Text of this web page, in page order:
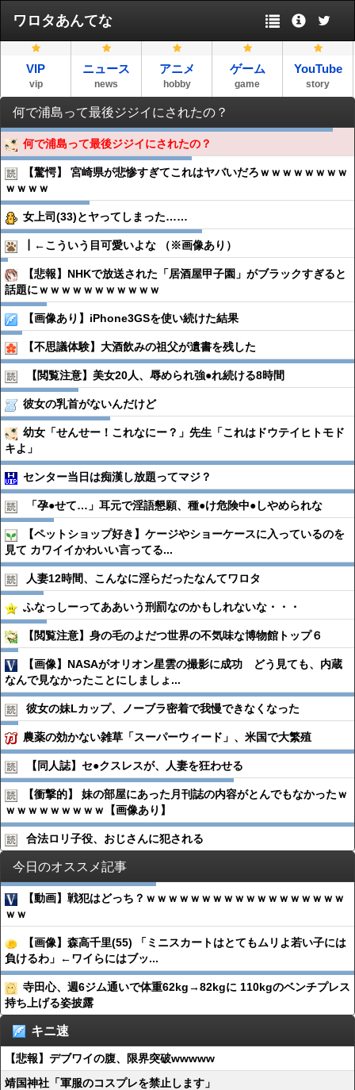
ワロタあんてな
VIP
vip
ニュース
news
アニメ
hobby
ゲーム
game
YouTube
story
何で浦島って最後ジジイにされたの？
何で浦島って最後ジジイにされたの？
【驚愕】 宮崎県が悲惨すぎてこれはヤバいだろｗｗｗｗｗｗｗｗ
ｗｗｗｗ
女上司(33)とヤってしまった……
┃←こういう目可愛いよな （※画像あり）
【悲報】NHKで放送された「居酒屋甲子園」がブラックすぎると
話題にｗｗｗｗｗｗｗｗｗｗｗ
【画像あり】iPhone3GSを使い続けた結果
【不思議体験】大酒飲みの祖父が遺書を残した
【閲覧注意】美女20人、辱められ強●︎れ続ける8時間
彼女の乳首がないんだけど
幼女「せんせー！これなにー？」先生「これはドウテイヒトモド
キよ」
センター当日は痴漢し放題ってマジ？
「孕●︎せて…」耳元で淫語懇願、種●︎け危険中●︎しやめられな
【ペットショップ好き】ケージやショーケースに入っているのを
見て カワイイかわいい言ってる...
人妻12時間、こんなに淫らだったなんてワロタ
ふなっしーってああいう刑罰なのかもしれないな・・・
【閲覧注意】身の毛のよだつ世界の不気味な博物館トップ６
【画像】NASAがオリオン星雲の撮影に成功 どう見ても、内蔵
なんで見なかったことにしましょ...
彼女の妹Lカップ、ノーブラ密着で我慢できなくなった
農薬の効かない雑草「スーパーウィード」、米国で大繁殖
【同人誌】セ●︎クスレスが、人妻を狂わせる
【衝撃的】 妹の部屋にあった月刊誌の内容がとんでもなかったｗ
ｗｗｗｗｗｗｗｗｗ【画像あり】
合法ロリ子役、おじさんに犯される
今日のオススメ記事
【動画】戦犯はどっち？ｗｗｗｗｗｗｗｗｗｗｗｗｗｗｗｗｗｗ
ｗｗ
【画像】森高千里(55) 「ミニスカートはとてもムリよ若い子には
負けるわ」←ワイらにはブッ...
寺田心、週6ジム通いで体重62kg→82kgに 110kgのベンチプレス
持ち上げる姿披露
キニ速
【悲報】デブワイの腹、限界突破wwwww
靖国神社「軍服のコスプレを禁止します」